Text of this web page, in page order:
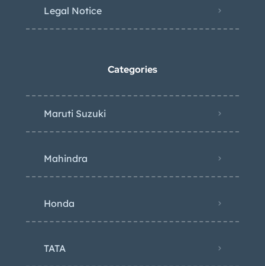
Legal Notice
Categories
Maruti Suzuki
Mahindra
Honda
TATA